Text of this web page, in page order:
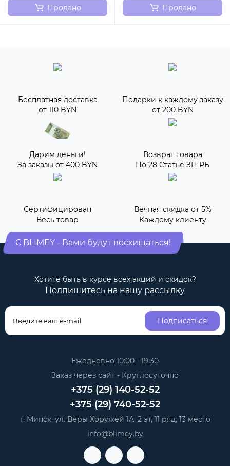
Продано Продано
Бесплатная доставка
от 110 BYN
Подарки к каждому заказу
от 200 BYN
Дарим деньги!
За заказы от 400 BYN
Возврат товара
По 28 Статье ЗП РБ
Сертифицирован
Весь товар
Вечная скидка от 5%
Каждому клиенту
С BLIMEY - Вами будут восхищаться!
Хотите быть в курсе всех акций и скидок?
Подпишитесь на нашу рассылку
Подписаться
Ежедневно 10:00 - 19:30
Заказ через сайт - Круглосуточно
+375 (29) 140-52-52
+375 (29) 740-52-52
г. Минск, ул. Веры Хоружей 1А, 2 эт, 11 ряд, 13 место
info@blimey.by